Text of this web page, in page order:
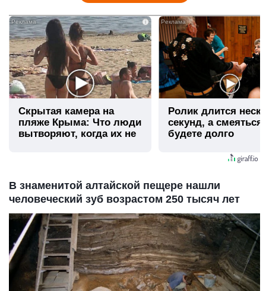
i
Скрытая камера на
пляже Крыма: Что люди
вытворяют, когда их не
Ролик длится
секунд, а
будете долго
В знаменитой алтайской пещере нашли
человеческий зуб возрастом 250 тысяч лет